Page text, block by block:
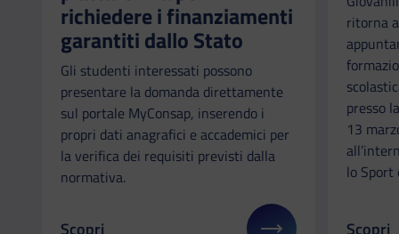
richiedere i finanziamenti
garantiti dallo Stato
Gli studenti interessati possono
presentare la domanda direttamente
sul portale MyConsap, inserendo i
propri dati anagrafici e accademici per
la verifica dei requisiti previsti dalla
normativa.
Scopri
ritorna
presso
13
lo Sport
Scopri